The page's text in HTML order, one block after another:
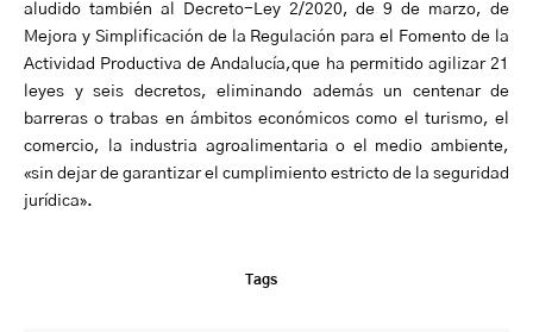
aludido también al Decreto-Ley 2/2020, de 9 de marzo, de
Mejora y Simplificación de la Regulación para el Fomento de la
Actividad Productiva de Andalucía,que ha permitido agilizar 21
leyes y seis decretos, eliminando además un centenar de
barreras o trabas en ámbitos económicos como el turismo, el
comercio, la industria agroalimentaria o el medio ambiente,
«sin dejar de garantizar el cumplimiento estricto de la seguridad
jurídica».
Tags